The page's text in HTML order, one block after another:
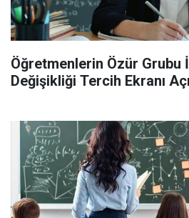
Öğretmenlerin Özür Grubu
Değişikliği Tercih Ekranı